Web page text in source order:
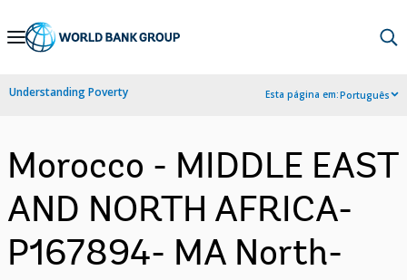
Skip
Navigation
Understanding Poverty Esta página em:Português
Morocco - MIDDLE EAST
AND NORTH AFRICA-
P167894- MA North-